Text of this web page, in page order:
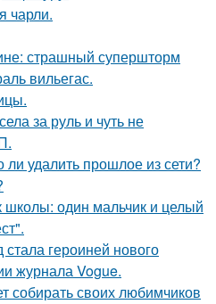
чарли.
страшный супершторм
вильегас.
за руль и чуть не
удалить прошлое из сети?
один мальчик и целый
героиней нового
журнала Vogue.
собирать своих любимчиков